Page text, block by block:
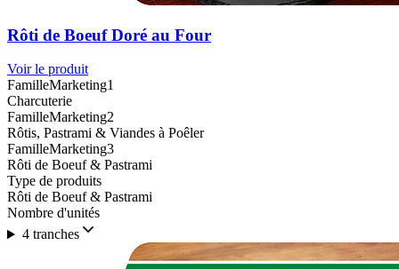
Rôti de Boeuf Doré au Four
Voir le produit
FamilleMarketing1
Charcuterie
FamilleMarketing2
Rôtis, Pastrami & Viandes à Poêler
FamilleMarketing3
Rôti de Boeuf & Pastrami
Type de produits
Rôti de Boeuf & Pastrami
Nombre d'unités
4 tranches